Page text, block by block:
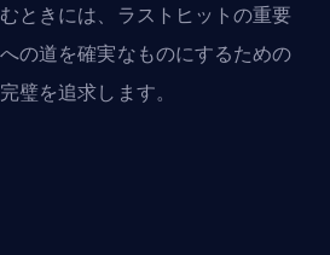
ときには、ラストヒットの重要
の道を確実なものにするための
璧を追求します。